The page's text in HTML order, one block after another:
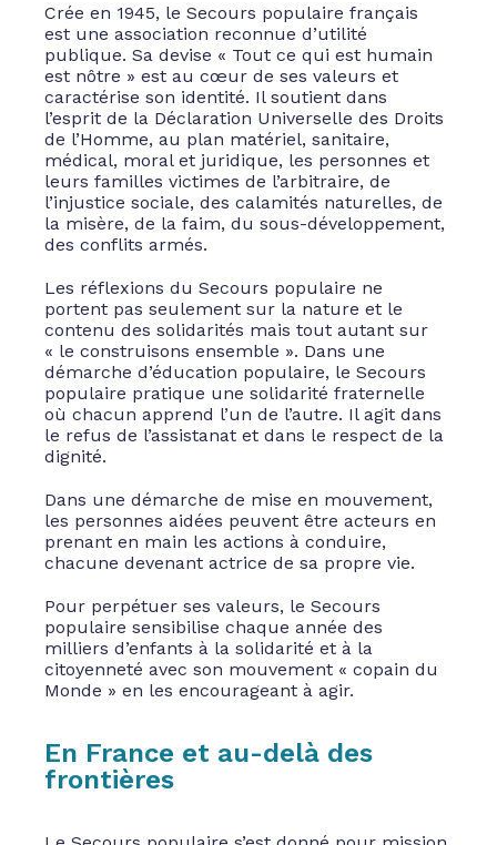
Crée en 1945, le Secours populaire français
est une association reconnue d’utilité
publique. Sa devise « Tout ce qui est humain
est nôtre » est au cœur de ses valeurs et
caractérise son identité. Il soutient dans
l’esprit de la Déclaration Universelle des Droits
de l’Homme, au plan matériel, sanitaire,
médical, moral et juridique, les personnes et
leurs familles victimes de l’arbitraire, de
l’injustice sociale, des calamités naturelles, de
la misère, de la faim, du sous-développement,
des conflits armés.
Les réflexions du Secours populaire ne
portent pas seulement sur la nature et le
contenu des solidarités mais tout autant sur
« le construisons ensemble ». Dans une
démarche d’éducation populaire, le Secours
populaire pratique une solidarité fraternelle
où chacun apprend l’un de l’autre. Il agit dans
le refus de l’assistanat et dans le respect de la
dignité.
Dans une démarche de mise en mouvement,
les personnes aidées peuvent être acteurs en
prenant en main les actions à conduire,
chacune devenant actrice de sa propre vie.
Pour perpétuer ses valeurs, le Secours
populaire sensibilise chaque année des
milliers d’enfants à la solidarité et à la
citoyenneté avec son mouvement « copain du
Monde » en les encourageant à agir.
En France et au-delà des
frontières